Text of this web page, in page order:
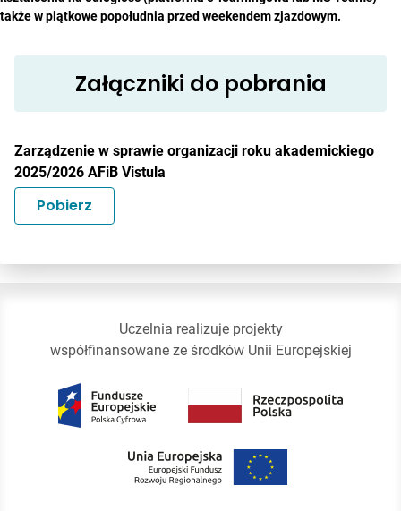
także w piątkowe popołudnia przed weekendem zjazdowym.
Załączniki do pobrania
Zarządzenie w sprawie organizacji roku akademickiego
2025/2026 AFiB Vistula
Pobierz
Uczelnia realizuje projekty
współfinansowane ze środków Unii Europejskiej